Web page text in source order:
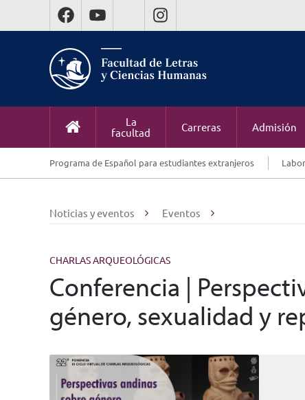
La
facultad
Carreras Admisión
Programa de Español para estudiantes extranjeros
Noticias y eventos Eventos
CHARLAS ARQUEOLÓGICAS
Conferencia |
género, sexualidad y